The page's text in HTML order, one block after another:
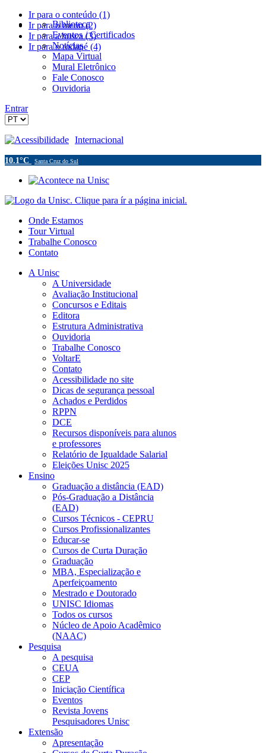
Ir para o conteúdo (1)
Ir para o menu (2)
Ir para a busca (3)
Ir para o rodapé (4)
Biblioteca
Eventos / Certificados
Notícias
Mapa Virtual
Mural Eletrônico
Fale Conosco
Ouvidoria
Entrar
Acessibilidade Internacional
10.1°C Santa Cruz do Sul
Onde Estamos
Tour Virtual
Trabalhe Conosco
Contato
A Unisc
A Universidade
Avaliação Institucional
Concursos e Editais
Editora
Estrutura Administrativa
Ouvidoria
Trabalhe Conosco
VoltarE
Contato
Acessibilidade no site
Dicas de segurança pessoal
Achados e Perdidos
RPPN
DCE
Recursos disponíveis para alunos
e professores
Relatório de Igualdade Salarial
Eleições Unisc 2025
Ensino
Graduação a distância (EAD)
Pós-Graduação a Distância
(EAD)
Cursos Técnicos - CEPRU
Cursos Profissionalizantes
Educar-se
Cursos de Curta Duração
Graduação
MBA, Especialização e
Aperfeiçoamento
Mestrado e Doutorado
UNISC Idiomas
Todos os cursos
Núcleo de Apoio Acadêmico
(NAAC)
Pesquisa
A pesquisa
CEUA
CEP
Iniciação Científica
Eventos
Revista Jovens
Pesquisadores Unisc
Extensão
Apresentação